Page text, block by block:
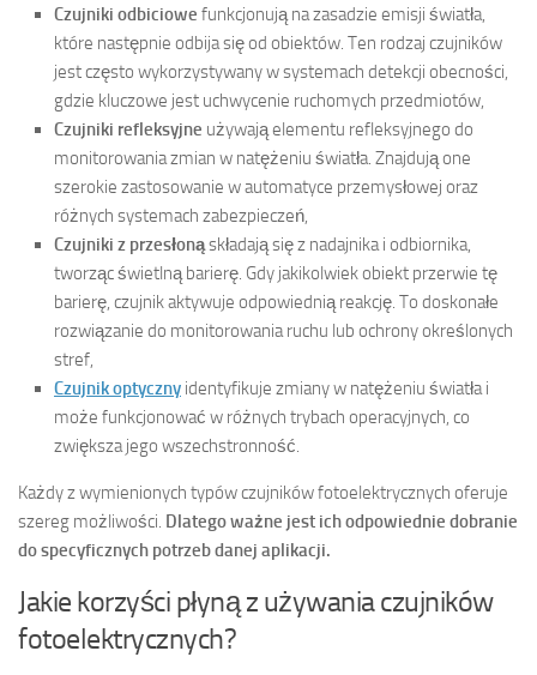
Czujniki odbiciowe funkcjonują na zasadzie emisji światła,
które następnie odbija się od obiektów. Ten rodzaj czujników
jest często wykorzystywany w systemach detekcji obecności,
gdzie kluczowe jest uchwycenie ruchomych przedmiotów,
Czujniki refleksyjne używają elementu refleksyjnego do
monitorowania zmian w natężeniu światła. Znajdują one
szerokie zastosowanie w automatyce przemysłowej oraz
różnych systemach zabezpieczeń,
Czujniki z przesłonąskładają się z nadajnika i odbiornika,
tworząc świetlną barierę. Gdy jakikolwiek obiekt przerwie tę
barierę, czujnik aktywuje odpowiednią reakcję. To doskonałe
rozwiązanie do monitorowania ruchu lub ochrony określonych
stref,
Czujnik optyczny identyfikuje zmiany w natężeniu światła i
może funkcjonować w różnych trybach operacyjnych, co
zwiększa jego wszechstronność.
Każdy z wymienionych typów czujników fotoelektrycznych oferuje
szereg możliwości. Dlatego ważne jest ich odpowiednie dobranie
do specyficznych potrzeb danej aplikacji.
Jakie korzyści płyną z używania czujników
fotoelektrycznych?